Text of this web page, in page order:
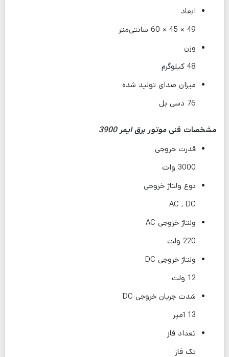
ابعاد
49 × 45 × 60 سانتی‌متر
وزن
48 کیلوگرم
میزان صدای تولید شده
76 دسی بل
مشخصات فنیموتور برق ایمر 3900
قدرت خروجی
3000 وات
نوع ولتاژ خروجی
AC , DC
ولتاژ خروجی AC
220 ولت
ولتاژ خروجی DC
12 ولت
شدت جریان خروجی DC
13 آمپر
تعداد فاز
تک فاز